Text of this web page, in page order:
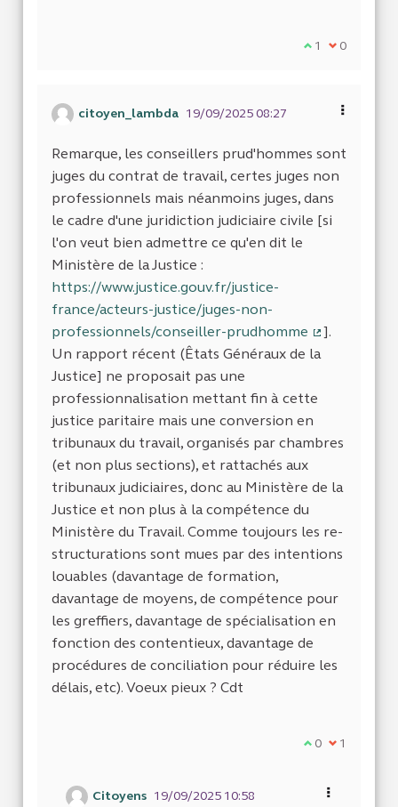
Je suis
1 Je ne suis
0
citoyen_lambda 19/09/2025 08:27
Remarque, les conseillers prud'hommes sont
juges du contrat de travail, certes juges non
professionnels mais néanmoins juges, dans
le cadre d'une juridiction judiciaire civile [si
l'on veut bien admettre ce qu'en dit le
Ministère de la Justice :
https://www.justice.gouv.fr/justice-
france/acteurs-justice/juges-non-
professionnels/conseiller-prudhomme
(Lien
].
Un rapport récent (Êtats Généraux de la
Justice] ne proposait pas une
professionnalisation mettant fin à cette
justice paritaire mais une conversion en
tribunaux du travail, organisés par chambres
(et non plus sections), et rattachés aux
tribunaux judiciaires, donc au Ministère de la
Justice et non plus à la compétence du
Ministère du Travail. Comme toujours les re-
structurations sont mues par des intentions
louables (davantage de formation,
davantage de moyens, de compétence pour
les greffiers, davantage de spécialisation en
fonction des contentieux, davantage de
procédures de conciliation pour réduire les
délais, etc). Voeux pieux ? Cdt
Je suis
0 Je ne suis
1
Citoyens 19/09/2025 10:58